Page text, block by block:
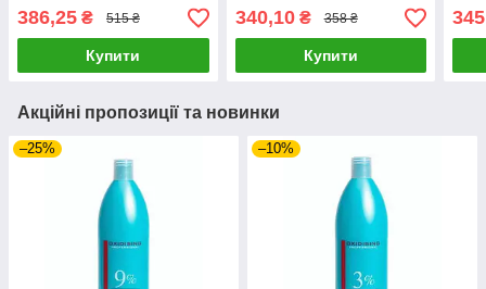
386,25 ₴ 515 ₴
Купити
340,10₴ 358 ₴
Купити
Акційні пропозиції та новинки
–25% –10%